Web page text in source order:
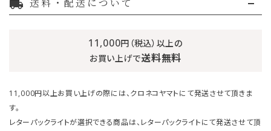
local_shipping 送料・配送について
11,000円（税込）以上の
お買い上げで送料無料
11,000円以上お買い上げの際には、クロネコヤマトにて発送させて頂きま
す。
レターパックライトが選択できる商品は、レターパックライトにて発送させて頂